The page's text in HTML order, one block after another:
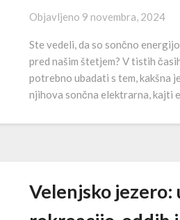
Objavljeno 9 novembra, 2024
Ste vedeli, da so sončno
pred našim štetjem? V tistih
potrebno ubadati s tem, kakšna
njihova sončna elektrarna, kajti
Velenjsko jezero: